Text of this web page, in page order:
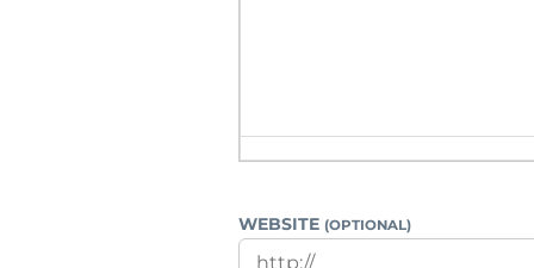
WEBSITE (OPTIONAL)